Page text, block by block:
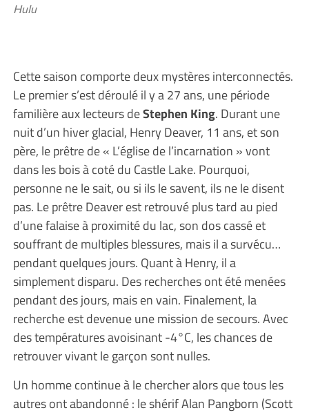
Hulu
Cette saison comporte deux mystères interconnectés.
Le premier s’est déroulé il y a 27 ans, une période
familière aux lecteurs deStephen King. Durant une
nuit d’un hiver glacial, Henry Deaver, 11 ans, et son
père, le prêtre de « L’église de l’incarnation » vont
dans les bois à coté du Castle Lake. Pourquoi,
personne ne le sait, ou si ils le savent, ils ne le disent
pas. Le prêtre Deaver est retrouvé plus tard au pied
d’une falaise à proximité du lac, son dos cassé et
souffrant de multiples blessures, mais il a survécu…
pendant quelques jours. Quant à Henry, il a
simplement disparu. Des recherches ont été menées
pendant des jours, mais en vain. Finalement, la
recherche est devenue une mission de secours. Avec
des températures avoisinant -4°C, les chances de
retrouver vivant le garçon sont nulles.
Un homme continue à le chercher alors que tous les
autres ont abandonné : le shérif Alan Pangborn (Scott